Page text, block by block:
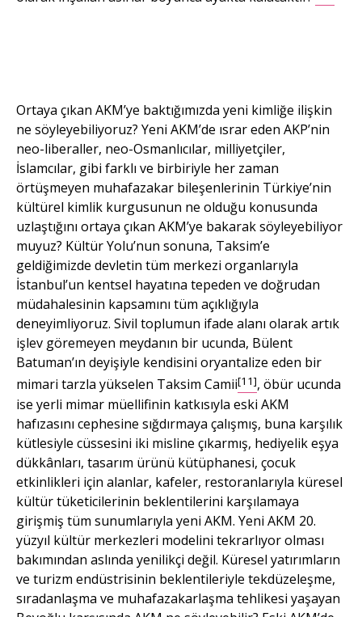
Ortaya çıkan AKM’ye baktığımızda yeni kimliğe ilişkin
ne söyleyebiliyoruz? Yeni AKM’de ısrar eden AKP’nin
neo-liberaller, neo-Osmanlıcılar, milliyetçiler,
İslamcılar, gibi farklı ve birbiriyle her zaman
örtüşmeyen muhafazakar bileşenlerinin Türkiye’nin
kültürel kimlik kurgusunun ne olduğu konusunda
uzlaştığını ortaya çıkan AKM’ye bakarak söyleyebiliyor
muyuz? Kültür Yolu’nun sonuna, Taksim’e
geldiğimizde devletin tüm merkezi organlarıyla
İstanbul’un kentsel hayatına tepeden ve doğrudan
müdahalesinin kapsamını tüm açıklığıyla
deneyimliyoruz. Sivil toplumun ifade alanı olarak artık
işlev göremeyen meydanın bir ucunda, Bülent
Batuman’ın deyişiyle kendisini oryantalize eden bir
mimari tarzla yükselen Taksim Camii[11], öbür ucunda
ise yerli mimar müellifinin katkısıyla eski AKM
hafızasını cephesine sığdırmaya çalışmış, buna karşılık
kütlesiyle cüssesini iki misline çıkarmış, hediyelik eşya
dükkânları, tasarım ürünü kütüphanesi, çocuk
etkinlikleri için alanlar, kafeler, restoranlarıyla küresel
kültür tüketicilerinin beklentilerini karşılamaya
girişmiş tüm sunumlarıyla yeni AKM. Yeni AKM 20.
yüzyıl kültür merkezleri modelini tekrarlıyor olması
bakımından aslında yenilikçi değil. Küresel yatırımların
ve turizm endüstrisinin beklentileriyle tekdüzeleşme,
sıradanlaşma ve muhafazakarlaşma tehlikesi yaşayan